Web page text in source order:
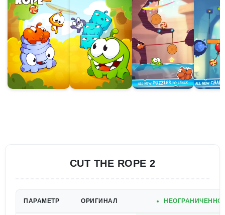
CUT THE ROPE 2
ПАРАМЕТР ОРИГИНАЛ